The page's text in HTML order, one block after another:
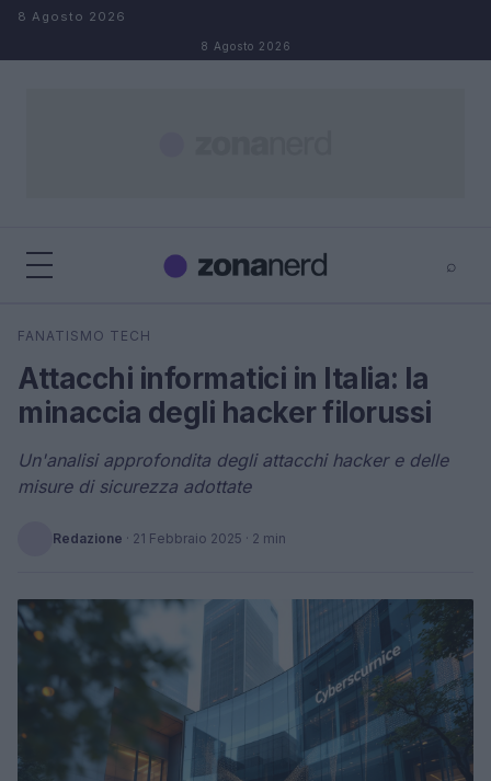
Salta al contenuto
8 Agosto 2026
8 Agosto 2026
⌕
Cerca
FANATISMO TECH
Attacchi informatici in Italia: la
minaccia degli hacker filorussi
Un'analisi approfondita degli attacchi hacker e delle
misure di sicurezza adottate
Redazione · 21 Febbraio 2025 · 2 min